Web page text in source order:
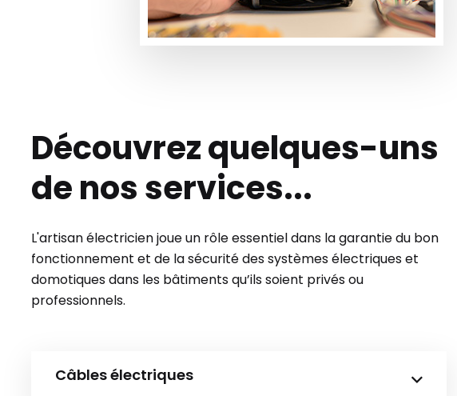
Découvrez quelques-uns
de nos services...
L'artisan électricien joue un rôle essentiel dans la garantie du bon
fonctionnement et de la sécurité des systèmes électriques et
domotiques dans les bâtiments qu’ils soient privés ou
professionnels.
Câbles électriques